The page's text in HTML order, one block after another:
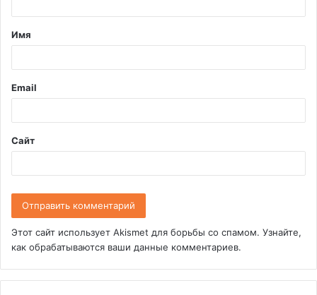
т
а
й
*
Имя
Email
Сайт
Этот сайт использует Akismet для борьбы со спамом. Узнайте,
как обрабатываются ваши данные комментариев.